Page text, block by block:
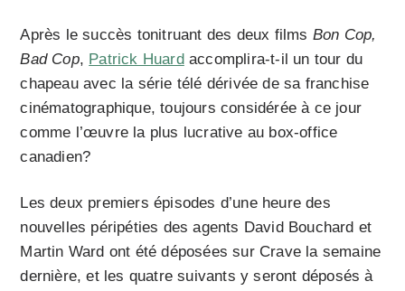
Après le succès tonitruant des deux films Bon Cop,
Bad Cop, Patrick Huard accomplira-t-il un tour du
chapeau avec la série télé dérivée de sa franchise
cinématographique, toujours considérée à ce jour
comme l’œuvre la plus lucrative au box-office
canadien?
Les deux premiers épisodes d’une heure des
nouvelles péripéties des agents David Bouchard et
Martin Ward ont été déposées sur Crave la semaine
dernière, et les quatre suivants y seront déposés à